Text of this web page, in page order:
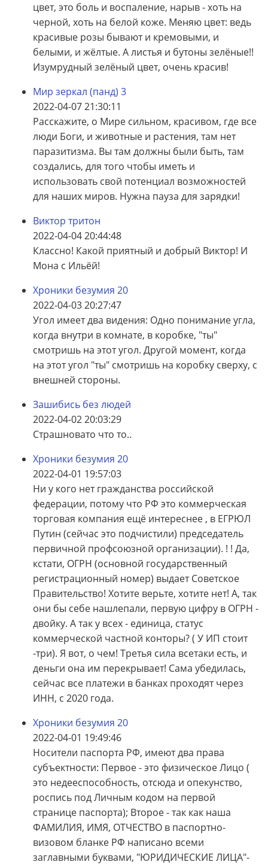
цвет, это боль и воспаление, нарыв - хоть на
черной, хоть на белой коже. Меняю цвет: ведь
красивые розы бывают и кремовыми, и
белыми, и жёлтые. А листья и бутоны зелёные!!
Изумрудный зелёный цвет, очень красив!
Мир зеркал (панд) 3
2022-04-07 21:30:11
Расскажите, о Мире сильном, красивом, где все
люди Боги, и животные и растения, там нет
паразитизма. Вы там должны были быть, там
создались, для того чтобы иметь и
использовать свой потенциал возможностей
для наших миров. Нужна пауза для зарядки!
Виктор тритон
2022-04-04 20:44:48
Классно! Какой приятный и добрый Виктор! И
Мона с Ильёй!
Хроники безумия 20
2022-04-03 20:27:47
Угол имеет два видения: Одно понимание угла,
когда внутри в комнате, в коробке, "ты"
смотришь на этот угол. Другой момент, когда
на этот угол "ты" смотришь на коробку сверху, с
внешней стороны.
Зашибись без людей
2022-04-02 20:03:29
Страшновато что то..
Хроники безумия 20
2022-04-01 19:57:03
Ни у кого нет гражданства российской
федерации, потому что РФ это коммерческая
торговая компания ещё интереснее , в ЕГРЮЛ
Путин (сейчас это подчистили) председатель
первичной профсоюзной организации). ! ! Да,
кстати, ОГРН (основной государственный
регистрационный номер) выдает Советское
Правительство! Хотите верьте, хотите нет! А, так
они бы себе нашлепали, первую цифру в ОГРН -
двойку. А так у всех - единица, статус
коммерческой частной конторы? ( У ИП стоит
-три). Я вот, о чем! Третья сила всетаки есть, и
деньги она им перекрывает! Сама убедилась,
сейчас все платежи в банках проходят через
ИНН, с 2020 года.
Хроники безумия 20
2022-04-01 19:49:46
Носители паспорта РФ, имеют два права
субъектности: Первое - это физическое Лицо (
это недееспособность, отсюда и опекунство,
роспись под Личным кодом на первой
странице паспорта); Второе - так как наша
ФАМИЛИЯ, ИМЯ, ОТЧЕСТВО в паспортно-
визовом бланке РФ написано всеми
заглавными буквами, "ЮРИДИЧЕСКИЕ ЛИЦА"-